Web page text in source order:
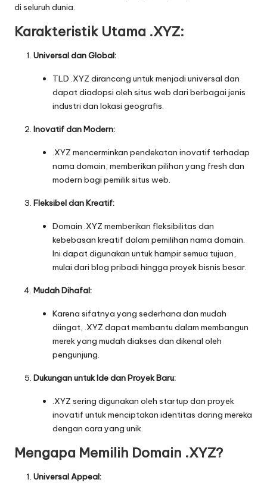
di seluruh dunia.
Karakteristik Utama .XYZ:
Universal dan Global:
TLD .XYZ dirancang untuk menjadi universal dan
dapat diadopsi oleh situs web dari berbagai jenis
industri dan lokasi geografis.
Inovatif dan Modern:
.XYZ mencerminkan pendekatan inovatif terhadap
nama domain, memberikan pilihan yang fresh dan
modern bagi pemilik situs web.
Fleksibel dan Kreatif:
Domain .XYZ memberikan fleksibilitas dan
kebebasan kreatif dalam pemilihan nama domain.
Ini dapat digunakan untuk hampir semua tujuan,
mulai dari blog pribadi hingga proyek bisnis besar.
Mudah Dihafal:
Karena sifatnya yang sederhana dan mudah
diingat, .XYZ dapat membantu dalam membangun
merek yang mudah diakses dan dikenal oleh
pengunjung.
Dukungan untuk Ide dan Proyek Baru:
.XYZ sering digunakan oleh startup dan proyek
inovatif untuk menciptakan identitas daring mereka
dengan cara yang unik.
Mengapa Memilih Domain .XYZ?
Universal Appeal: